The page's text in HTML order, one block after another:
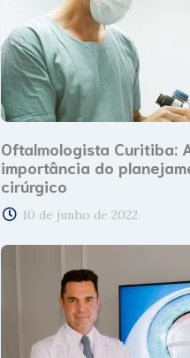
Oftalmologista Curitiba:
importância do
cirúrgico
10 de junho de 2022